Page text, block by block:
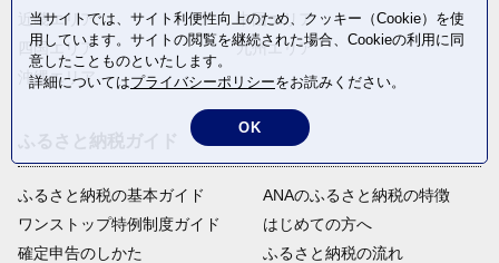
近畿エリア
四国エリア
沖縄エリア
中国エリア
九州エリア
ふるさと納税の基本ガイド
ワンストップ特例制度ガイド
確定申告のしかた
ANAのふるさと納税の特徴
はじめての方へ
ふるさと納税の流れ
当サイトでは、サイト利便性向上のため、クッキー（Cookie）を使
用しています。サイトの閲覧を継続された場合、Cookieの利用に同
意したことものといたします。
詳細についてはプライバシーポリシーをお読みください。
OK